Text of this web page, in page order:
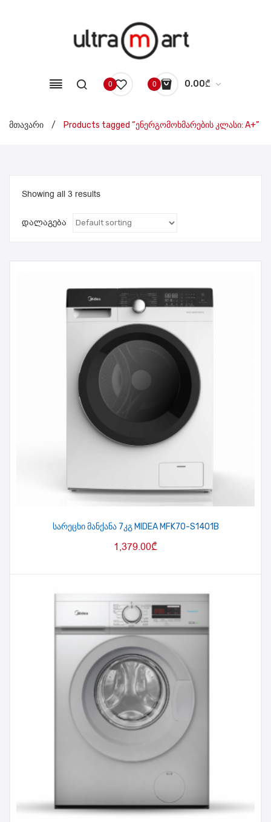
0 0 0.00₾
No products in the cart.
მთავარი / Products tagged “ენერგომოხმარების კლასი: A+”
Showing all 3 results
დალაგება
სარეცხი მანქანა 7კგ MIDEA MFK70-S1401B
1,379.00₾